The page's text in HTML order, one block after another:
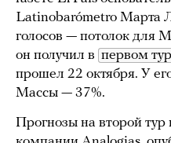
Latinobarómetro Марта
голосов — потолок для
он получил в первом
прошел 22 октября. У
Массы — 37%.
Прогнозы на второй тур